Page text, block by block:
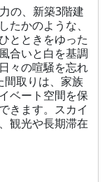
の、新築3階建
たかのような、
とときをゆった
合いと白を基調
々の喧騒を忘れ
間取りは、家族
ベート空間を保
きます。スカイ
観光や長期滞在